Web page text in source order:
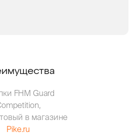
FHM Guard
в магазине
Pike.ru